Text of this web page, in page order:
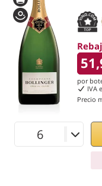
por
IVA
Precio